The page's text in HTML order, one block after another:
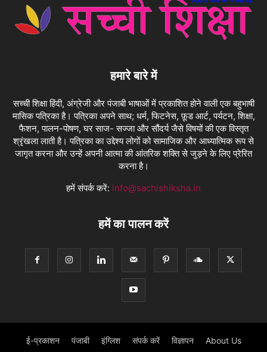
हमारे बारे में
सच्ची शिक्षा हिंदी, अंग्रेजी और पंजाबी भाषाओं में प्रकाशित होने वाली एक बहुभाषी
मासिक पत्रिका है। पत्रिका अपने साथ; धर्म, फिटनेस, फ़ूड आर्ट, पर्यटन, शिक्षा,
फैशन, पालन-पोषण, घर साज- सज्जा और सौंदर्य जैसे विषयों की एक विस्तृत
श्रृंखला लाती है। पत्रिका का उद्देश्य लोगों को सामाजिक और आध्यात्मिक रूप से
जागृत करना और उन्हें अपनी आत्मा की आंतरिक शक्ति से जुड़ने के लिए प्रेरित
करना है।
हमें संपर्क करें: info@sachishiksha.in
हमें का पालन करें
ई-प्रकाशन पंजाबी इंग्लिश संपर्क करें विज्ञापन About Us